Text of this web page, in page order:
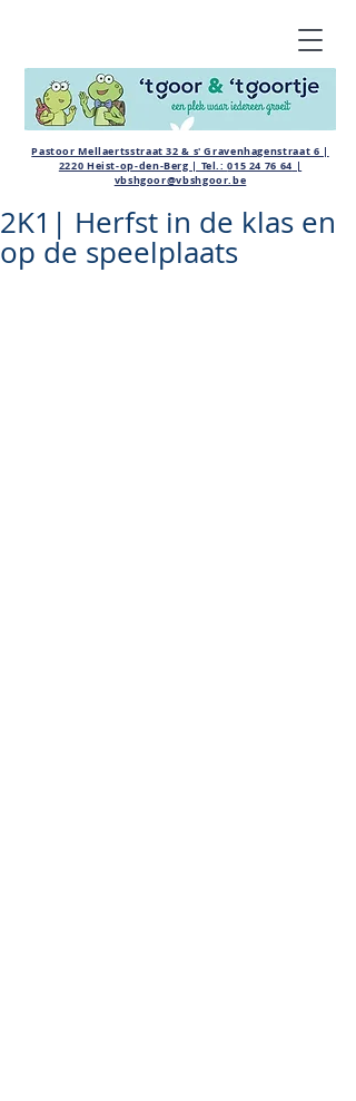
Pastoor Mellaertsstraat 32 & s' Gravenhagenstraat 6 |
2220 Heist-op-den-Berg | Tel.:015 24 76 64 |
vbshgoor@vbshgoor.be
2K1| Herfst in de klas en
op de speelplaats